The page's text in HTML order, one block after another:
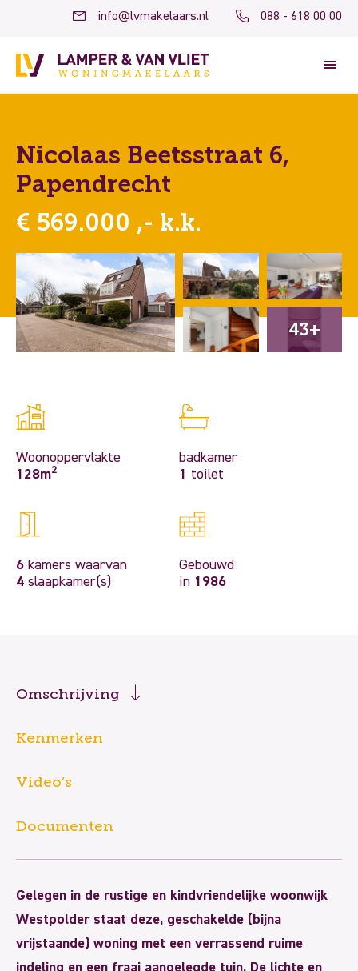
info@lvmakelaars.nl 088 - 618 00 00
Nicolaas Beetsstraat 6,
Papendrecht
€ 569.000 ,- k.k.
43+
Woonoppervlakte
128m2
badkamer
1
toilet
6 kamers waarvan
4 slaapkamer(s)
Gebouwd
in 1986
Omschrijving
Kenmerken
Video’s
Documenten
Gelegen in de rustige en kindvriendelijke woonwijk
Westpolder staat deze, geschakelde (bijna
vrijstaande) woning met een verrassend ruime
indeling en een fraai aangelegde tuin. De lichte en